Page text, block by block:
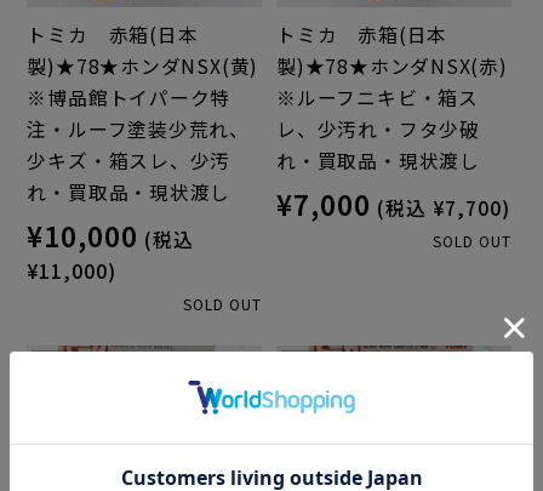
トミカ 赤箱(日本
製)★78★ホンダNSX(黄)
※博品館トイパーク特
注・ルーフ塗装少荒れ、
少キズ・箱スレ、少汚
れ・買取品・現状渡し
¥10,000 (税込
¥11,000)
SOLD OUT
トミカ 赤箱(日本
製)★78★ホンダNSX(赤)
※ルーフニキビ・箱ス
レ、少汚れ・フタ少破
れ・買取品・現状渡し
¥7,000 (税込 ¥7,700)
SOLD OUT